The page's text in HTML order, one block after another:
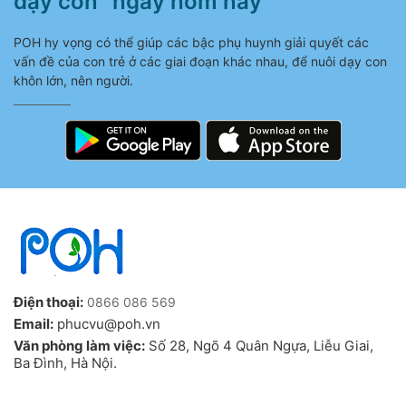
POH hy vọng có thể giúp các bậc phụ huynh giải quyết các
vấn đề của con trẻ ở các giai đoạn khác nhau, để nuôi dạy con
khôn lớn, nên người.
Điện thoại: 0866 086 569
Email: phucvu@poh.vn
Văn phòng làm việc: Số 28, Ngõ 4 Quân Ngựa, Liễu Giai,
Ba Đình, Hà Nội.